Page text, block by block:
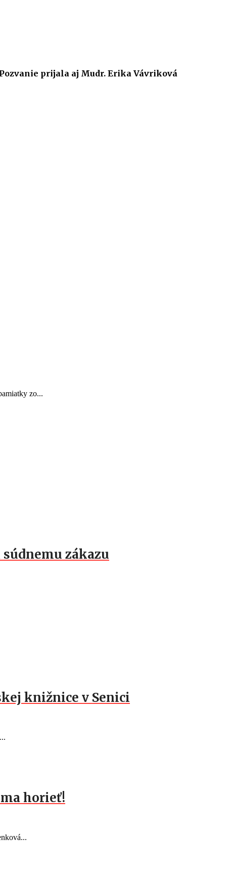
prijala aj Mudr. Erika Vávriková
zo...
zákazu
knižnice v Senici
horieť!